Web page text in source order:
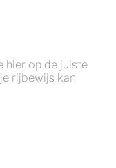
hier op de juiste
rijbewijs kan